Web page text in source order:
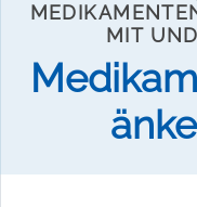
MIT